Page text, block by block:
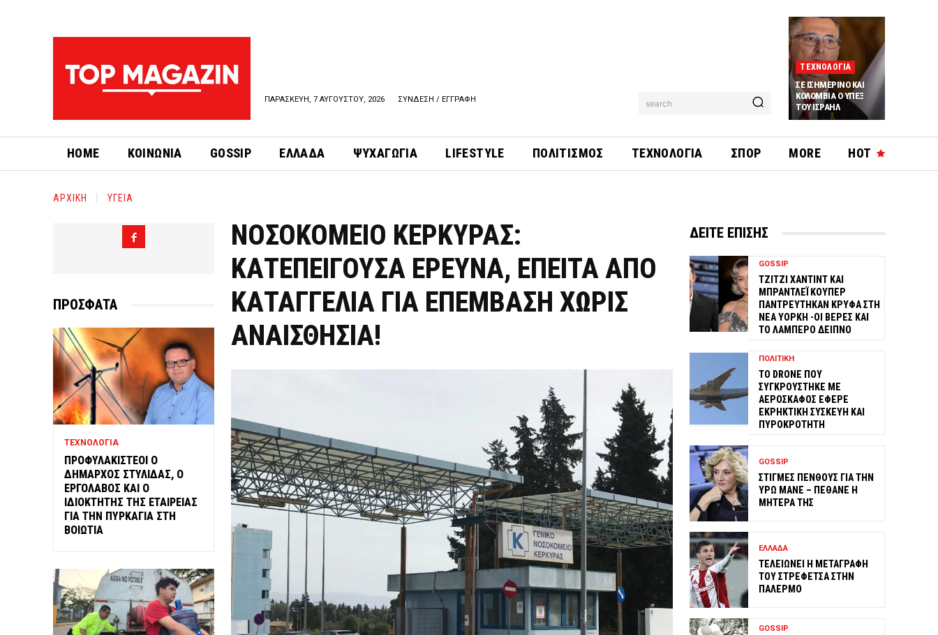
ΠΑΡΑΣΚΕΥΗ, 7 ΑΥΓΟΥΣΤΟΥ, 2026 ΣΥΝΔΕΣΗ / ΕΓΓΡΑΦΗ search
ΤΕΧΝΟΛΟΓΙΑ
ΣΕ ΙΣΗΜΕΡΙΝΟ ΚΑΙ
ΚΟΛΟΜΒΙΑ Ο ΥΠΕΞ
ΤΟΥ ΙΣΡΑΗΛ
HOT
HOME ΚΟΙΝΩΝΙΑ GOSSIP ΕΛΛΑΔΑ ΨΥΧΑΓΩΓΙΑ LIFESTYLE ΠΟΛΙΤΙΣΜΟΣ ΤΕΧΝΟΛΟΓΙΑ ΣΠΟΡ MORE
ΑΡΧΙΚΗ ΥΓΕΙΑ
ΠΡΟΣΦΑΤΑ
ΤΕΧΝΟΛΟΓΙΑ
ΠΡΟΦΥΛΑΚΙΣΤΕΟΙ Ο
ΔΗΜΑΡΧΟΣ ΣΤΥΛΙΔΑΣ, Ο
ΕΡΓΟΛΑΒΟΣ ΚΑΙ Ο
ΙΔΙΟΚΤΗΤΗΣ ΤΗΣ ΕΤΑΙΡΕΙΑΣ
ΓΙΑ ΤΗΝ ΠΥΡΚΑΓΙΑ ΣΤΗ
ΒΟΙΩΤΙΑ
ΝΟΣΟΚΟΜΕΙΟ ΚΕΡΚΥΡΑΣ:
ΚΑΤΕΠΕΙΓΟΥΣΑ ΕΡΕΥΝΑ, ΕΠΕΙΤΑ ΑΠΟ
ΚΑΤΑΓΓΕΛΙΑ ΓΙΑ ΕΠΕΜΒΑΣΗ ΧΩΡΙΣ
ΑΝΑΙΣΘΗΣΙΑ!
ΔΕΙΤΕ ΕΠΙΣΗΣ
GOSSIP
ΤΖΙΤΖΙ ΧΑΝΤΙΝΤ ΚΑΙ
ΜΠΡΑΝΤΛΕΪ ΚΟΥΠΕΡ
ΠΑΝΤΡΕΥΤΗΚΑΝ ΚΡΥΦΑ ΣΤΗ
ΝΕΑ ΥΟΡΚΗ -ΟΙ ΒΕΡΕΣ ΚΑΙ
ΤΟ ΛΑΜΠΕΡΟ ΔΕΙΠΝΟ
ΠΟΛΙΤΙΚΗ
ΤΟ DRONE ΠΟΥ
ΣΥΓΚΡΟΥΣΤΗΚΕ ΜΕ
ΑΕΡΟΣΚΑΦΟΣ ΕΦΕΡΕ
ΕΚΡΗΚΤΙΚΗ ΣΥΣΚΕΥΗ ΚΑΙ
ΠΥΡΟΚΡΟΤΗΤΗ
GOSSIP
ΣΤΙΓΜΕΣ ΠΕΝΘΟΥΣ ΓΙΑ ΤΗΝ
ΥΡΩ ΜΑΝΕ – ΠΕΘΑΝΕ Η
ΜΗΤΕΡΑ ΤΗΣ
ΕΛΛΑΔΑ
ΤΕΛΕΙΩΝΕΙ Η ΜΕΤΑΓΡΑΦΗ
ΤΟΥ ΣΤΡΕΦΕΤΣΑ ΣΤΗΝ
ΠΑΛΕΡΜΟ
GOSSIP